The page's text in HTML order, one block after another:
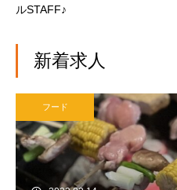
ルSTAFF♪
新着求人
フード